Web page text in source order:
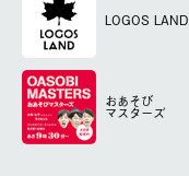
LOGOS LAND
おあそび
マスターズ